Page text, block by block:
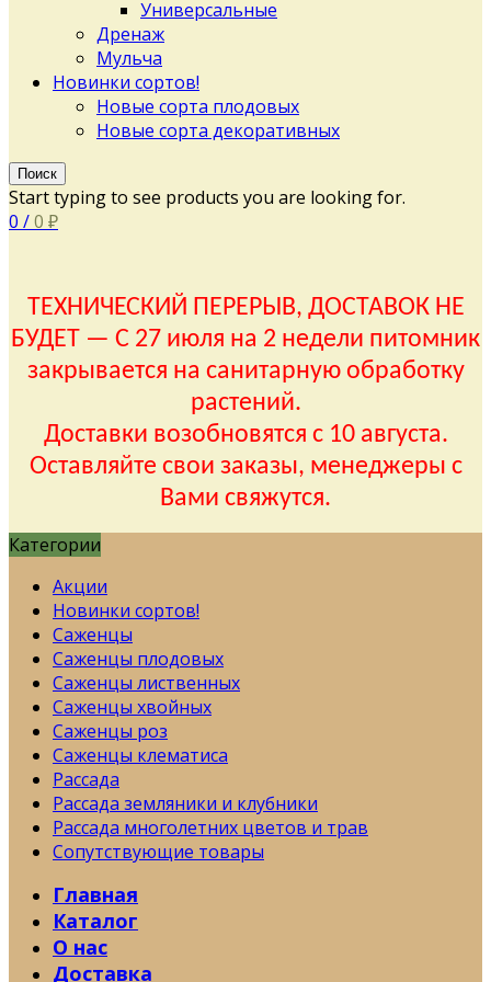
Универсальные
Дренаж
Мульча
Новинки сортов!
Новые сорта плодовых
Новые сорта декоративных
Поиск
Start typing to see products you are looking for.
0 /0 ₽
ТЕХНИЧЕСКИЙ ПЕРЕРЫВ, ДОСТАВОК НЕ
БУДЕТ — С 27 июля на 2 недели питомник
закрывается на санитарную обработку
растений.
Доставки возобновятся с 10 августа.
Оставляйте свои заказы, менеджеры с
Вами свяжутся.
Категории
Акции
Новинки сортов!
Саженцы
Саженцы плодовых
Саженцы лиственных
Саженцы хвойных
Саженцы роз
Саженцы клематиса
Рассада
Рассада земляники и клубники
Рассада многолетних цветов и трав
Сопутствующие товары
Главная
Каталог
О нас
Доставка